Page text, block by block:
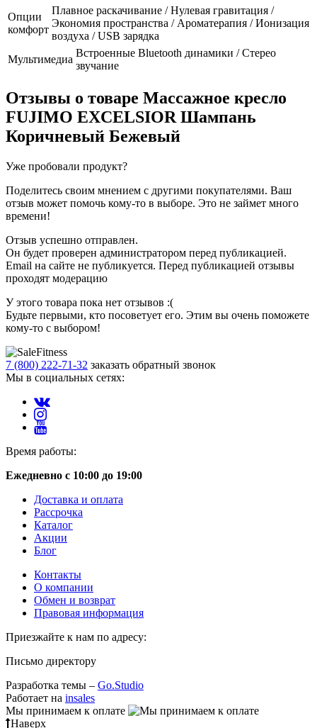
Опции
комфорт
Плавное раскачивание / Нулевая гравитация /
Экономия пространства / Ароматерапия / Ионизация
воздуха / USB зарядка
Мультимедиа
Встроенные Bluetooth динамики / Стерео
звучание
Отзывы о товаре Массажное кресло
FUJIMO EXCELSIOR Шампань
Коричневый Бежевый
Уже пробовали продукт?
Поделитесь своим мнением с другими покупателями. Ваш
отзыв может помочь кому-то в выборе. Это не займет много
времени!
Отзыв успешно отправлен.
Он будет проверен администратором перед публикацией.
Email на сайте не публикуется. Перед публикацией отзывы
проходят модерацию
У этого товара пока нет отзывов :(
Будьте первыми, кто посоветует его. Этим вы очень поможете
кому-то с выбором!
7 (800) 222-71-32 заказать обратный звонок
Мы в социальных сетях:
Время работы:
Ежедневно с 10:00 до 19:00
Доставка и оплата
Рассрочка
Каталог
Акции
Блог
Контакты
О компании
Обмен и возврат
Правовая информация
Приезжайте к нам по адресу:
Письмо директору
Разработка темы – Go.Studio
Работает на insales
Мы принимаем к оплате
Наверх